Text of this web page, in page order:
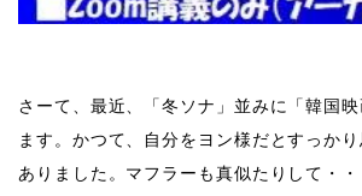
さーて、最近、「冬ソナ」並みに「韓国
ます。かつて、自分をヨン様だとすっか
ありました。マフラーも真似たりして・